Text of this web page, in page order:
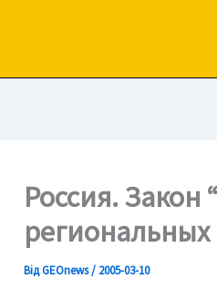
Россия. Закон
ВідGEOnews/ 2005-03-10